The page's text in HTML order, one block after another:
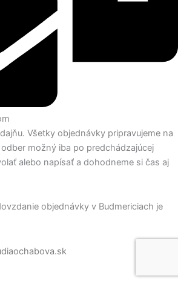
Všetky objednávky pripravujeme na
možný iba po predchádzajúcej
alebo napísať a dohodneme si čas aj
objednávky v Budmericiach je